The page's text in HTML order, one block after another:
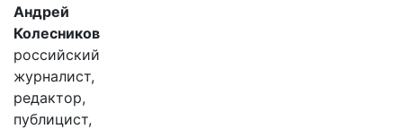
Андрей
Колесников
российский
журналист,
редактор,
публицист,